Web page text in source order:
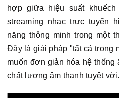
hợp giữa hiệu suất
streaming nhạc trực tuyến
năng thông minh trong một
Đây là giải pháp "tất cả trong
muốn đơn giản hóa hệ thống
chất lượng âm thanh tuyệt vời.